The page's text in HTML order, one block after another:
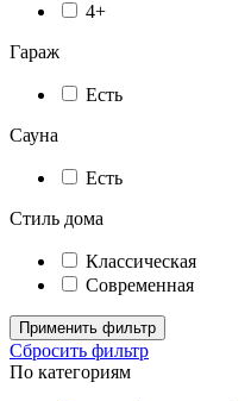
4+
Гараж
Есть
Сауна
Есть
Стиль дома
Классическая
Современная
Применить фильтр
Сбросить фильтр
По категориям